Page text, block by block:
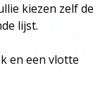
kiezen zelf de
lijst.
en een vlotte